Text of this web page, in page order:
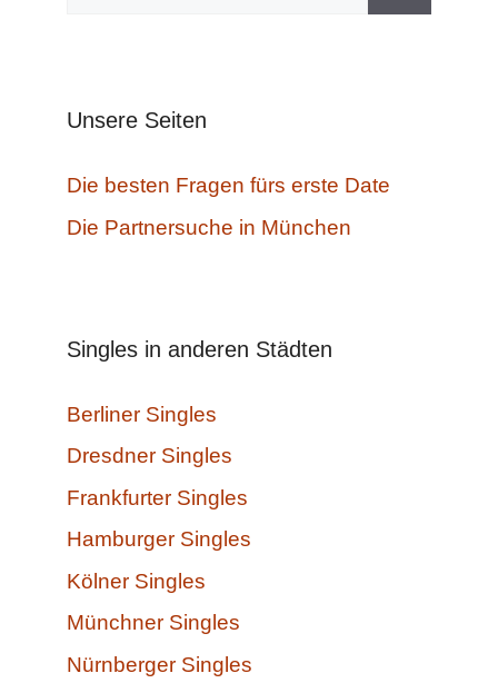
Unsere Seiten
Die besten Fragen fürs erste Date
Die Partnersuche in München
Singles in anderen Städten
Berliner Singles
Dresdner Singles
Frankfurter Singles
Hamburger Singles
Kölner Singles
Münchner Singles
Nürnberger Singles